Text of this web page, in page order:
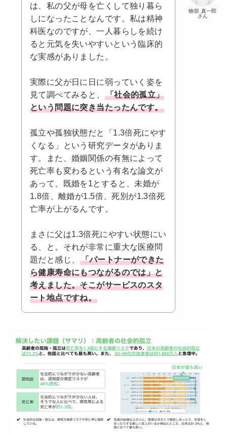
物部 真一郎
さん
は、私の父が母を亡くして独り暮ら
しになったことなんです。私は精神
科医なのですが、一人暮らしを続け
ると元気を失いやすいという臨床的
な実感がありました。
実際に父が日に日に弱っていく姿を
見て調べてみると、
「社会的孤立」
という問題に突き当たったんです。
孤立や孤独状態だと「1.3倍死にやす
くなる」という研究データがありま
す。また、婚姻関係の有無によって
死亡率も変わるという有名な論文が
あって、既婚を1とすると、未婚が
1.8倍、離婚が1.5倍、死別が1.3倍死
亡率が上がるんです。
まさに父は1.3倍死にやすい状態にい
る、と。それが非常に重大な医療問
題だと感じ、
「パートナーができた
ら健康寿命にもつながるのでは」と
考えました。そこがサービスのスタ
ート地点ですね。